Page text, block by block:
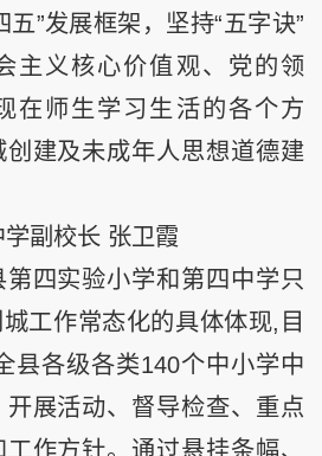
五”发展框架，坚持“五字诀”
主义核心价值观、党的领
在师生学习生活的各个方
建及未成年人思想道德建
副校长 张卫霞
四实验小学和第四中学只
工作常态化的具体体现,目
县各级各类140个中小学中
展活动、督导检查、重点
作方针。通过悬挂条幅、